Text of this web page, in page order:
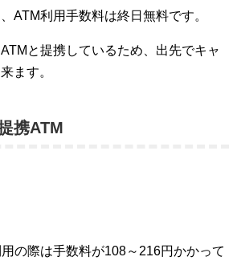
ATM利用手数料は終日無料です。
と提携しているため、出先でキャ
ます。
携ATM
の際は手数料が108～216円かかって